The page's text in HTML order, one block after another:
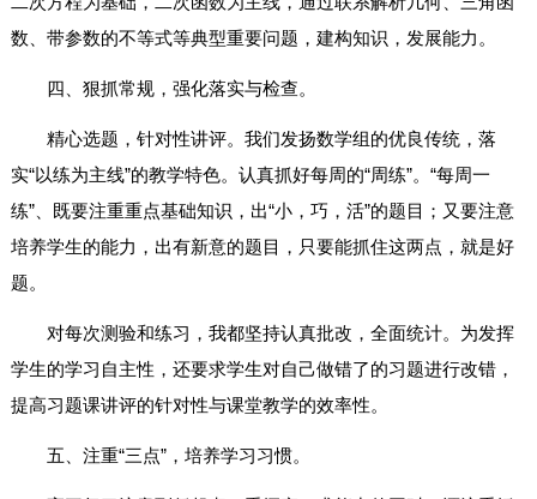
数、带参数的不等式等典型重要问题，建构知识，发展能力。
四、狠抓常规，强化落实与检查。
精心选题，针对性讲评。我们发扬数学组的优良传统，落
实“以练为主线”的教学特色。认真抓好每周的“周练”。“每周一
练”、既要注重重点基础知识，出“小，巧，活”的题目；又要注意
培养学生的能力，出有新意的题目，只要能抓住这两点，就是好
题。
对每次测验和练习，我都坚持认真批改，全面统计。为发挥
学生的学习自主性，还要求学生对自己做错了的习题进行改错，
提高习题课讲评的针对性与课堂教学的效率性。
五、注重“三点”，培养学习习惯。